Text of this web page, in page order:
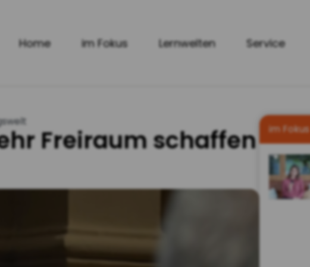
Home im Fokus Lernwelten Service
Freiraum schaffen im Fokus